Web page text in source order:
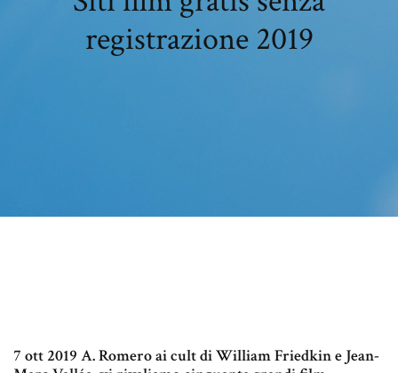
registrazione 2019
7 ott 2019 A. Romero ai cult di William Friedkin e Jean-